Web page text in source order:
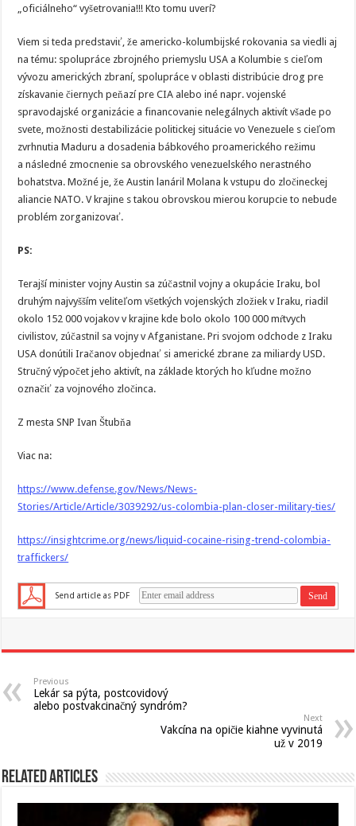
„oficiálneho“ vyšetrovania!!! Kto tomu uverí?
Viem si teda predstaviť, že americko-kolumbijské rokovania sa viedli aj
na tému: spolupráce zbrojného priemyslu USA a Kolumbie s cieľom
vývozu amerických zbraní, spolupráce v oblasti distribúcie drog pre
získavanie čiernych peňazí pre CIA alebo iné napr. vojenské
spravodajské organizácie a financovanie nelegálnych aktivít všade po
svete, možnosti destabilizácie politickej situácie vo Venezuele s cieľom
zvrhnutia Maduru a dosadenia bábkového proamerického režimu
a následné zmocnenie sa obrovského venezuelského nerastného
bohatstva. Možné je, že Austin lanáril Molana k vstupu do zločineckej
aliancie NATO. V krajine s takou obrovskou mierou korupcie to nebude
problém zorganizovať.
PS:
Terajší minister vojny Austin sa zúčastnil vojny a okupácie Iraku, bol
druhým najvyšším veliteľom všetkých vojenských zložiek v Iraku, riadil
okolo 152 000 vojakov v krajine kde bolo okolo 100 000 mŕtvych
civilistov, zúčastnil sa vojny v Afganistane. Pri svojom odchode z Iraku
USA donútili Iračanov objednať si americké zbrane za miliardy USD.
Stručný výpočet jeho aktivít, na základe ktorých ho kľudne možno
označiť za vojnového zločinca.
Z mesta SNP Ivan Štubňa
Viac na:
https://www.defense.gov/News/News-
Stories/Article/Article/3039292/us-colombia-plan-closer-military-ties/
https://insightcrime.org/news/liquid-cocaine-rising-trend-colombia-
traffickers/
Send article as PDF
Previous
Lekár sa pýta, postcovidový
alebo postvakcinačný syndróm?
Next
Vakcína na opičie kiahne vyvinutá
už v 2019
Related Articles